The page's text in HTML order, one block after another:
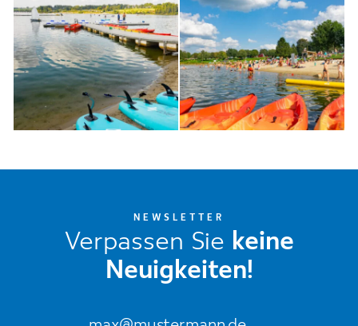
NEWSLETTER
Verpassen Sie keine
Neuigkeiten!